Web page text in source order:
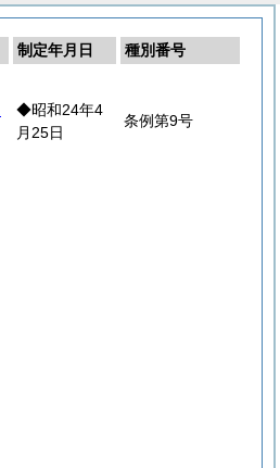
制定年月日
種別番号
◆昭和24年4
月25日
条例第9号